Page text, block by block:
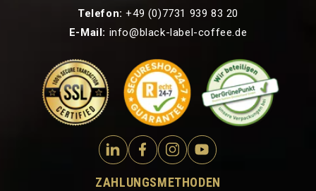
Telefon: +49 (0)7731 939 83 20
E-Mail: info@black-label-coffee.de
ZAHLUNGSMETHODEN